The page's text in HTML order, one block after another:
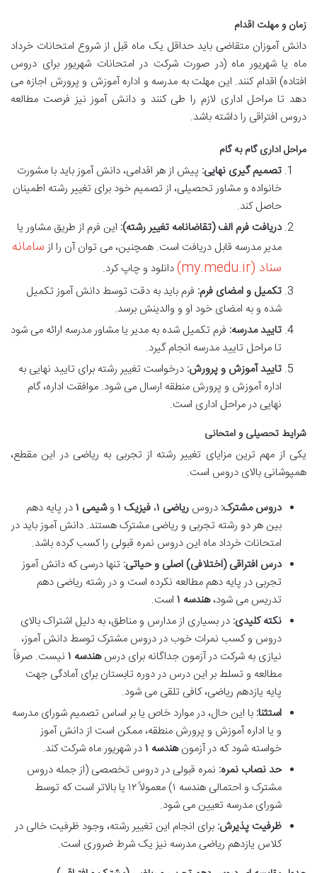
زمان و مهلت اقدام
دانش آموزان متقاضی باید حداقل یک ماه قبل از شروع امتحانات خرداد
ماه یا شهریور ماه (در صورت شرکت در امتحانات شهریور برای دروس
افتاده) اقدام کنند. این مهلت به مدرسه و اداره آموزش و پرورش اجازه می
دهد تا مراحل اداری لازم را طی کنند و دانش آموز نیز فرصت مطالعه
دروس افتراقی را داشته باشد.
مراحل اداری گام به گام
تصمیم گیری نهایی: پیش از هر اقدامی، دانش آموز باید با مشورت
خانواده و مشاور تحصیلی، از تصمیم خود برای تغییر رشته اطمینان
حاصل کند.
دریافت فرم الف (تقاضانامه تغییر رشته): این فرم از طریق مشاور یا
مدیر مدرسه قابل دریافت است. همچنین، می توان آن را ازسامانه
سناد (my.medu.ir)
دانلود و چاپ کرد.
تکمیل و امضای فرم: فرم باید به دقت توسط دانش آموز تکمیل
شده و به امضای خود او و والدینش برسد.
تایید مدرسه: فرم تکمیل شده به مدیر یا مشاور مدرسه ارائه می شود
تا مراحل تایید مدرسه انجام گیرد.
تایید آموزش و پرورش: درخواست تغییر رشته برای تایید نهایی به
اداره آموزش و پرورش منطقه ارسال می شود. موافقت اداره، گام
نهایی در مراحل اداری است.
شرایط تحصیلی و امتحانی
یکی از مهم ترین مزایای تغییر رشته از تجربی به ریاضی در این مقطع،
همپوشانی بالای دروس است.
دروس مشترک: دروس ریاضی ۱ ، فیزیک ۱ وشیمی ۱ در پایه دهم
بین هر دو رشته تجربی و ریاضی مشترک هستند. دانش آموز باید در
امتحانات خرداد ماه این دروس نمره قبولی را کسب کرده باشد.
درس افتراقی (اختلافی) اصلی و حیاتی: تنها درسی که دانش آموز
تجربی در پایه دهم مطالعه نکرده است و در رشته ریاضی دهم
تدریس می شود،هندسه ۱ است.
نکته کلیدی: در بسیاری از مدارس و مناطق، به دلیل اشتراک بالای
دروس و کسب نمرات خوب در دروس مشترک توسط دانش آموز،
نیازی به شرکت در آزمون جداگانه برای درسهندسه ۱ نیست. صرفاً
مطالعه و تسلط بر این درس در دوره تابستان برای آمادگی جهت
پایه یازدهم ریاضی، کافی تلقی می شود.
استثنا: با این حال، در موارد خاص یا بر اساس تصمیم شورای مدرسه
و یا اداره آموزش و پرورش منطقه، ممکن است از دانش آموز
خواسته شود که در آزمونهندسه ۱ در شهریور ماه شرکت کند.
حد نصاب نمره: نمره قبولی در دروس تخصصی (از جمله دروس
مشترک و احتمالی هندسه ۱) معمولاً ۱۲ یا بالاتر است که توسط
شورای مدرسه تعیین می شود.
ظرفیت پذیرش: برای انجام این تغییر رشته، وجود ظرفیت خالی در
کلاس یازدهم ریاضی مدرسه نیز یک شرط ضروری است.